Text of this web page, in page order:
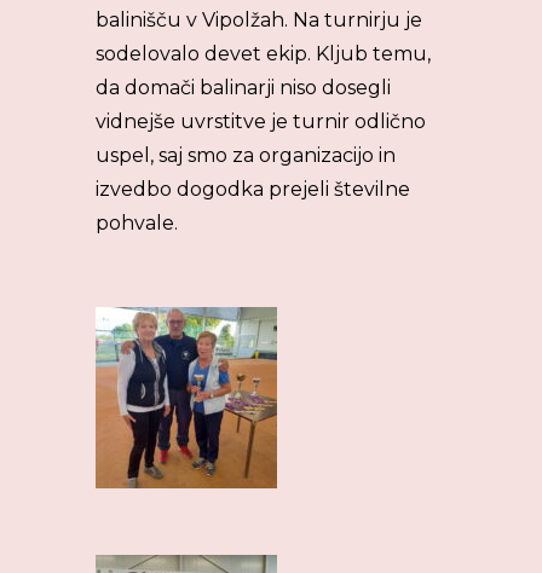
balinišču v Vipolžah. Na turnirju je
sodelovalo devet ekip. Kljub temu,
da domači balinarji niso dosegli
vidnejše uvrstitve je turnir odlično
uspel, saj smo za organizacijo in
izvedbo dogodka prejeli številne
pohvale.